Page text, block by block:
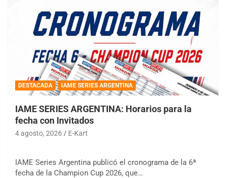
DESTACADA IAME SERIES ARGENTINA
IAME SERIES ARGENTINA: Horarios para la
fecha con Invitados
4 agosto, 2026 E-Kart
IAME Series Argentina publicó el cronograma de la 6ª
fecha de la Champion Cup 2026, que…